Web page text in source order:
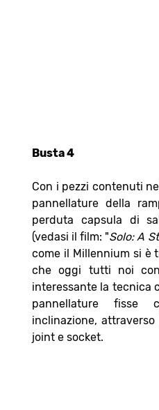
Busta 4
Con i pezzi contenuti
pannellature della
perduta capsula di
(vedasi il film: "Solo: A
come il Millennium si è
che oggi tutti noi
interessante la tecnica
pannellature fisse
inclinazione,
joint e socket.